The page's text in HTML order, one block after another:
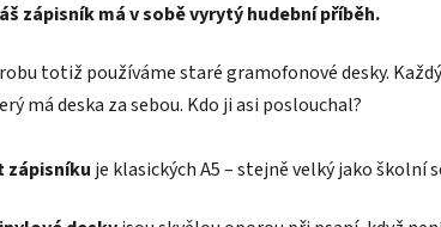
zápisník má v sobě vyrytý hudební příběh.
totiž používáme staré gramofonové desky.
má deska za sebou. Kdo ji asi poslouchal?
zápisníku je klasických A5 – stejně velký jako školní